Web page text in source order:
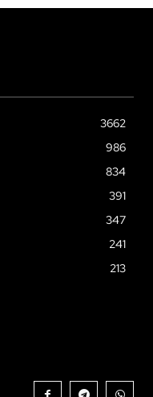
3662
986
834
391
347
241
213